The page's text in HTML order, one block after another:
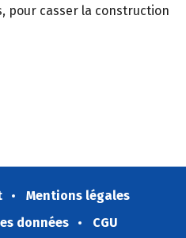
pour casser la construction
Mentions légales
données
CGU